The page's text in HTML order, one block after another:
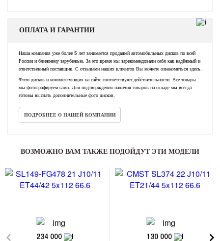
ОПЛАТА И ГАРАНТИИ
Наша компания уже более 5 лет занимается продажей автомобильных дисков по всей
России и ближнему зарубежью. За это время мы зарекомендовали себя как надёжный и
ответственный поставщик. С отзывами наших клиентов Вы можете ознакомиться здесь.
Фото дисков и комплектующих на сайте соответствуют действительности. Все товары
мы фотографируем сами. Для подтверждения наличия товаров на складе мы всегда
готовы выслать дополнительные фото дисков.
ПОДРОБНЕЕ О НАШЕЙ КОМПАНИИ
ВОЗМОЖНО ВАМ ТАКЖЕ ПОДОЙДУТ ЭТИ МОДЕЛИ
234 000 130 000